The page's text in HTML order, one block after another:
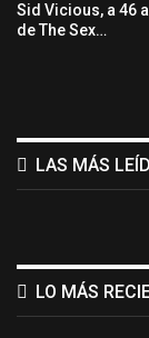
Sid Vicious, a 46
de The Sex…
LAS MÁS
LO MÁS